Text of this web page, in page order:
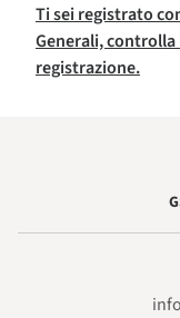
Ti sei registrato
Generali,
registrazione.